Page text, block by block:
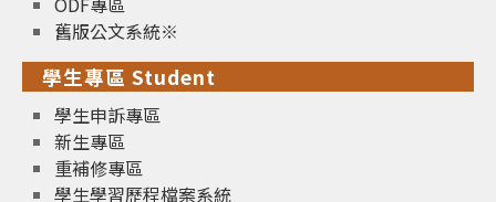
舊版公文系統※
學生專區 Student
學生申訴專區
新生專區
重補修專區
學生學習歷程檔案系統